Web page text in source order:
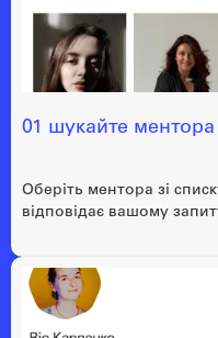
01 шукайте ментора
Оберіть ментора зі
відповідає вашому